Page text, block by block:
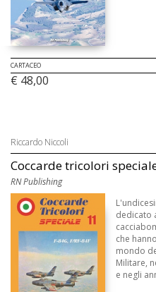
CARTACEO
€ 48,00
Riccardo Niccoli
Coccarde tricolori
RN Publishing
dedicato
che
mondo
Militare,
e negli